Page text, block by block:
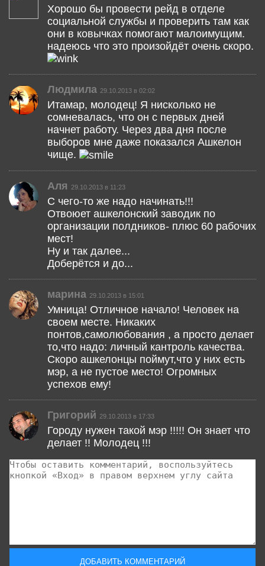
Хорошо бы провести рейд в отделе
социальной службы и проверить там как
они в ковычках помогают малоимущим.
надеюсь что это произойдёт очень скоро.
Людмила 29.10.2013 в 02:02
Итамар, молодец! Я нисколько не
сомневалась, что он с первых дней
начнет работу. Через два дня после
выборов мне даже показался Ашкелон
чище.
Аля 29.10.2013 в 11:23
С чего-то же надо начинать!!!
Отвоюет ашкелонский заводик по
организации полдников- плюс 60 рабочих
мест!
Ну и так далее...
Доберётся и до...
марина 29.10.2013 в 15:01
Умница! Отличное начало! Человек на
своем месте. Никаких
понтов,самолюбования , а просто делает
то,что надо: личный кантроль качества.
Скоро ашкелонцы поймут,что у них есть
мэр, а не пустое место! Огромных
успехов ему!
Григорий 29.10.2013 в 17:33
Городу нужен такой мэр !!!!! Он знает что
делает !! Молодец !!!